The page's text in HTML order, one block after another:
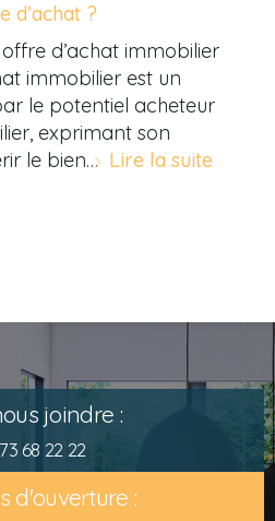
d’achat ?
offre d’achat immobilier
immobilier est un
le potentiel acheteur
exprimant son
le bien… Lire la suite
joindre :
68 22 22
d'ouverture :